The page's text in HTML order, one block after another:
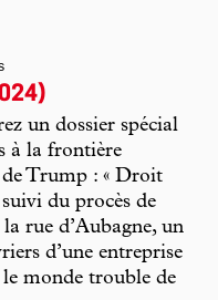
un dossier spécial
à la frontière
Trump : « Droit
du procès de
rue d’Aubagne, un
d’une entreprise
monde trouble de